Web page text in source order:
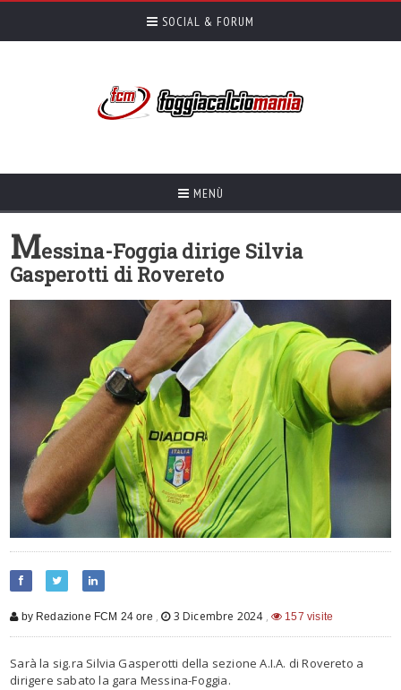
SOCIAL & FORUM
MENÙ
Messina-Foggia dirige Silvia
Gasperotti di Rovereto
by Redazione FCM 24 ore , 3 Dicembre 2024 , 157 visite
Sarà la sig.ra Silvia Gasperotti della sezione A.I.A. di Rovereto a
dirigere sabato la gara Messina-Foggia.